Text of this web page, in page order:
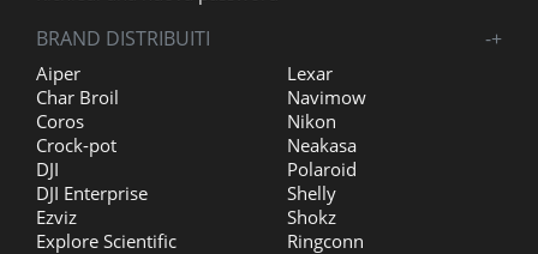
BRAND DISTRIBUITI +
-
Aiper
Char Broil
Coros
Crock-pot
DJI
DJI Enterprise
Ezviz
Explore Scientific
Lexar
Navimow
Nikon
Neakasa
Polaroid
Shelly
Shokz
Ringconn